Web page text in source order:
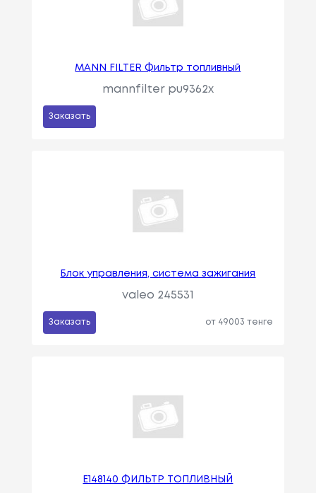
MANN FILTER Фильтр топливный
mannfilter pu9362x
Заказать
Блок управления, система зажигания
valeo 245531
Заказать от 49003 тенге
E148140 ФИЛЬТР ТОПЛИВНЫЙ